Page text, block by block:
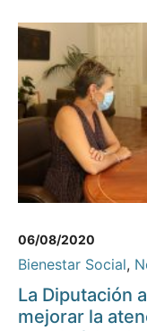
06/08/2020
Bienestar Social,
La Diputación
mejorar la